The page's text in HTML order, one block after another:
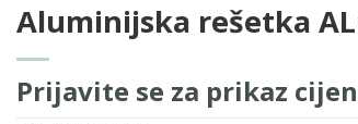
Aluminijska rešetka
Prijavite se za prikaz